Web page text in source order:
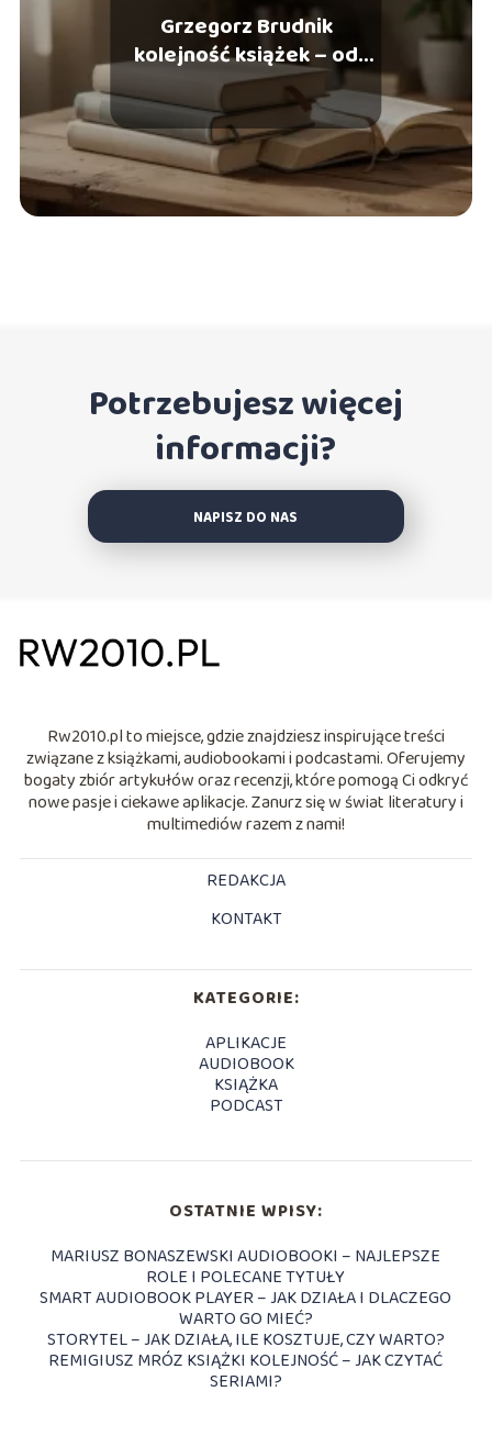
Grzegorz Brudnik
kolejność książek – od
której zacząć czytać?
Potrzebujesz więcej
informacji?
NAPISZ DO NAS
Rw2010.pl to miejsce, gdzie znajdziesz inspirujące treści
związane z książkami, audiobookami i podcastami. Oferujemy
bogaty zbiór artykułów oraz recenzji, które pomogą Ci odkryć
nowe pasje i ciekawe aplikacje. Zanurz się w świat literatury i
multimediów razem z nami!
REDAKCJA
KONTAKT
KATEGORIE:
APLIKACJE
AUDIOBOOK
KSIĄŻKA
PODCAST
OSTATNIE WPISY:
MARIUSZ BONASZEWSKI AUDIOBOOKI – NAJLEPSZE
ROLE I POLECANE TYTUŁY
SMART AUDIOBOOK PLAYER – JAK DZIAŁA I DLACZEGO
WARTO GO MIEĆ?
STORYTEL – JAK DZIAŁA, ILE KOSZTUJE, CZY WARTO?
REMIGIUSZ MRÓZ KSIĄŻKI KOLEJNOŚĆ – JAK CZYTAĆ
SERIAMI?